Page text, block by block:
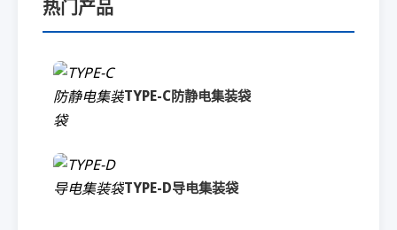
热门产品
TYPE-C防静电集装袋
TYPE-D导电集装袋